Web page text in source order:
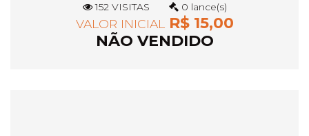
152 VISITAS 0 lance(s)
VALOR INICIAL R$ 15,00
NÃO VENDIDO